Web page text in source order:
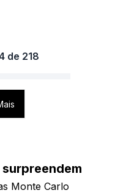
de 218
surpreendem
Monte Carlo